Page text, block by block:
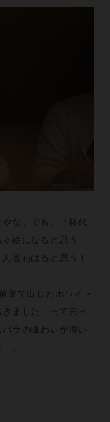
な。でも、「鉢代
絵になると思う
言わはると思う！
菜で出したホワイト
ました」って言っ
ラの味わいが淡い
…。